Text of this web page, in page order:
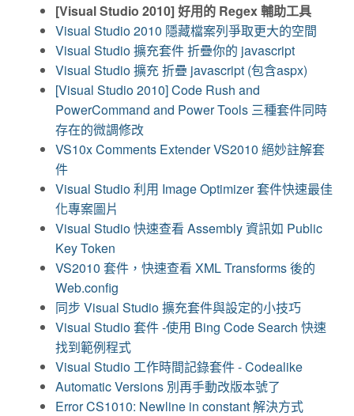
[Visual Studio 2010] 好用的 Regex 輔助工具
Visual Studio 2010 隱藏檔案列爭取更大的空間
Visual Studio 擴充套件 折疊你的 javascript
Visual Studio 擴充 折疊 javascript (包含aspx)
[Visual Studio 2010] Code Rush and
PowerCommand and Power Tools 三種套件同時
存在的微調修改
VS10x Comments Extender VS2010 絕妙註解套
件
Visual Studio 利用 Image Optimizer 套件快速最佳
化專案圖片
Visual Studio 快速查看 Assembly 資訊如 Public
Key Token
VS2010 套件，快速查看 XML Transforms 後的
Web.config
同步 Visual Studio 擴充套件與設定的小技巧
Visual Studio 套件 -使用 Bing Code Search 快速
找到範例程式
Visual Studio 工作時間記錄套件 - Codealike
Automatic Versions 別再手動改版本號了
Error CS1010: Newline in constant 解決方式